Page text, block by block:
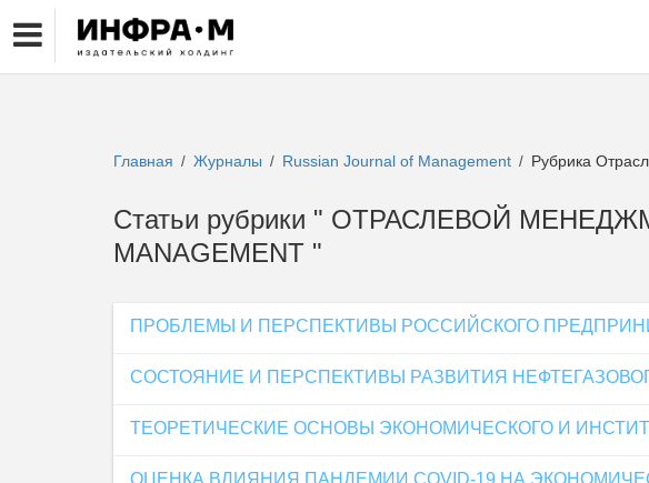
Главная / Журналы / Russian Journal of Management / Рубрика
Статьи рубрики " ОТРАСЛЕВОЙ
MANAGEMENT "
ПРОБЛЕМЫ И ПЕРСПЕКТИВЫ РОССИЙСКОГО
СОСТОЯНИЕ И ПЕРСПЕКТИВЫ РАЗВИТИЯ
ТЕОРЕТИЧЕСКИЕ ОСНОВЫ ЭКОНОМИЧЕСКОГО И
ОЦЕНКА ВЛИЯНИЯ ПАНДЕМИИ COVID-19 НА